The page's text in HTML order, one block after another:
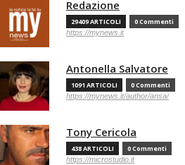
Redazione
29409 ARTICOLI 0 Commenti
https://mynews.it
Antonella Salvatore
1091 ARTICOLI 0 Commenti
https://mynews.it/author/ansa/
Tony Cericola
438 ARTICOLI 0 Commenti
https://microstudio.it